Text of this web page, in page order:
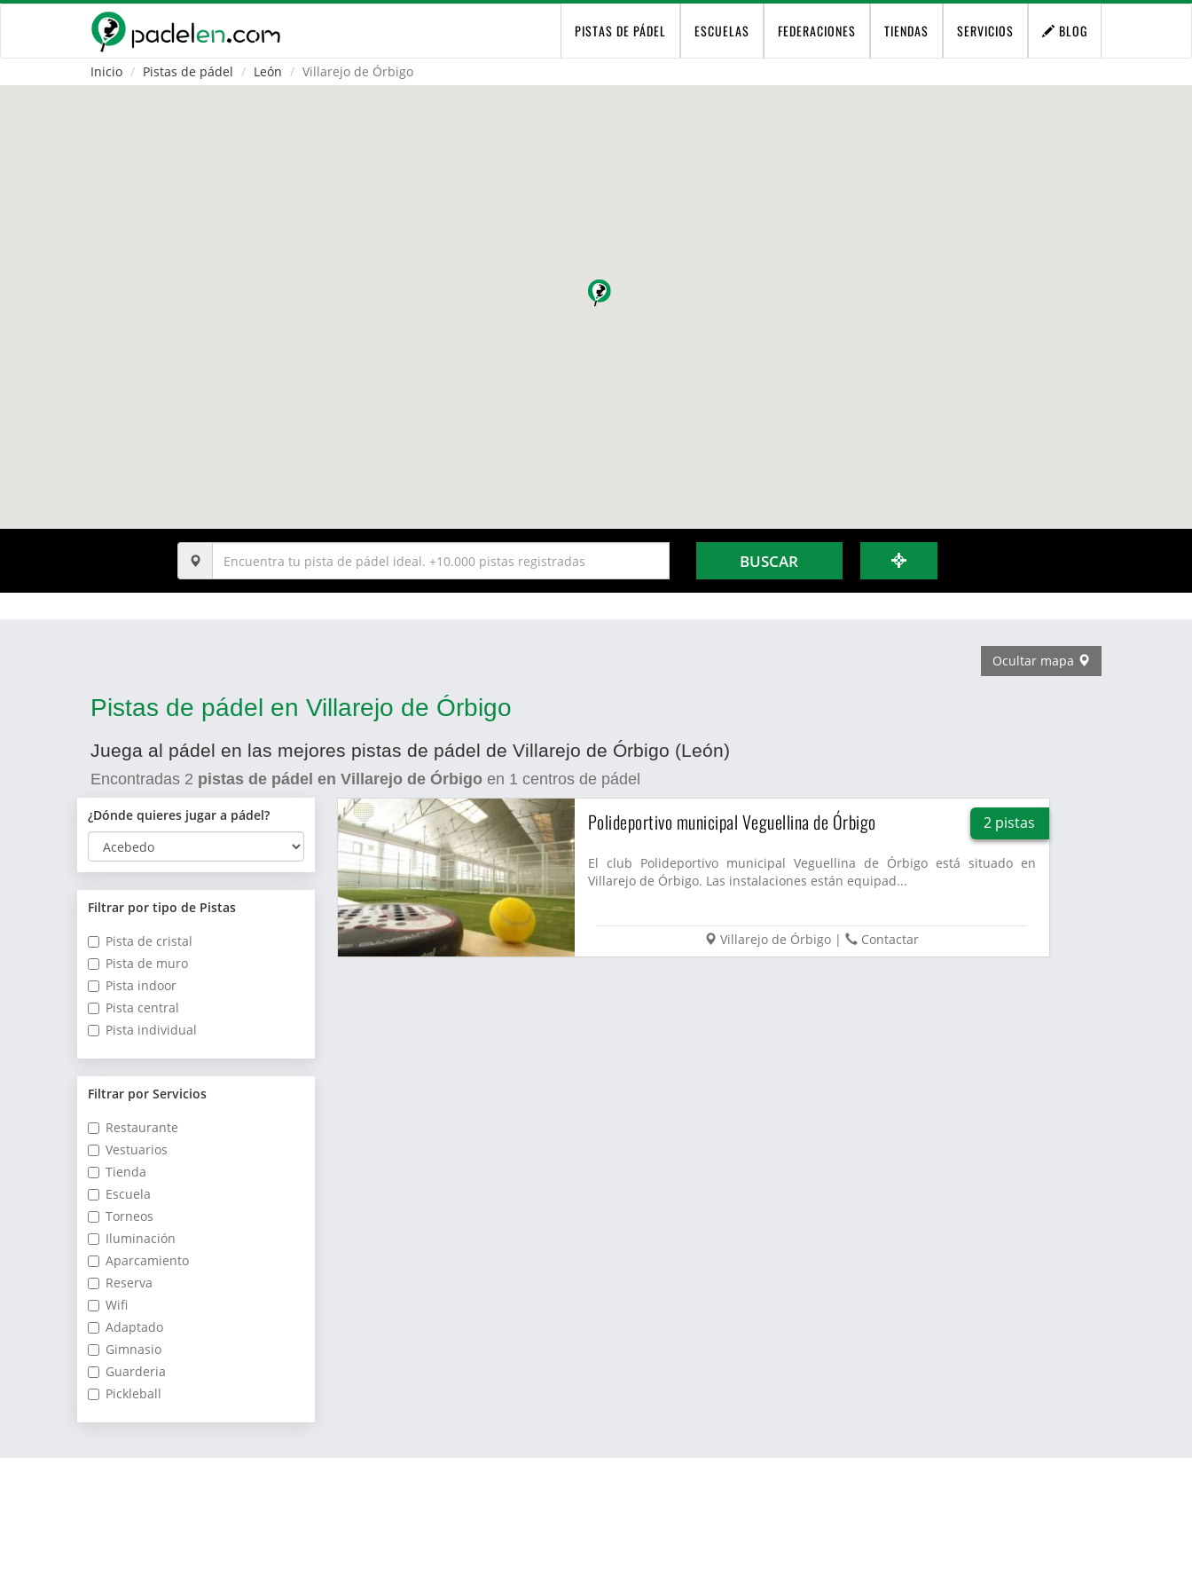
PISTAS DE PÁDEL ESCUELAS FEDERACIONES TIENDAS SERVICIOS BLOG
Inicio Pistas de pádel León Villarejo de Órbigo
BUSCAR
Ocultar mapa
Pistas de pádel en Villarejo de Órbigo
Juega al pádel en las mejores pistas de pádel de Villarejo de Órbigo (León)
Encontradas 2 pistas de pádel en Villarejo de Órbigo en 1 centros de pádel
¿Dónde quieres jugar a pádel?
Filtrar por tipo de Pistas
Pista de cristal
Pista de muro
Pista indoor
Pista central
Pista individual
Filtrar por Servicios
Restaurante
Vestuarios
Tienda
Escuela
Torneos
Iluminación
Aparcamiento
Reserva
Wifi
Adaptado
Gimnasio
Guarderia
Pickleball
Polideportivo municipal Veguellina de Órbigo 2 pistas
El club Polideportivo municipal Veguellina de Órbigo está situado en
Villarejo de Órbigo. Las instalaciones están equipad...
Villarejo de Órbigo | Contactar